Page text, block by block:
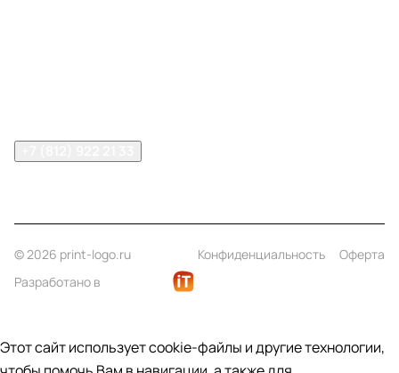
© 2026 print-logo.ru Конфиденциальность
Оферта
Разработано в
Этот сайт использует cookie-файлы и другие технологии,